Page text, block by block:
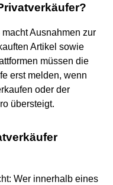
Ausnahmen zur
Artikel sowie
müssen die
erst melden, wenn
oder der
übersteigt.
Wer innerhalb eines